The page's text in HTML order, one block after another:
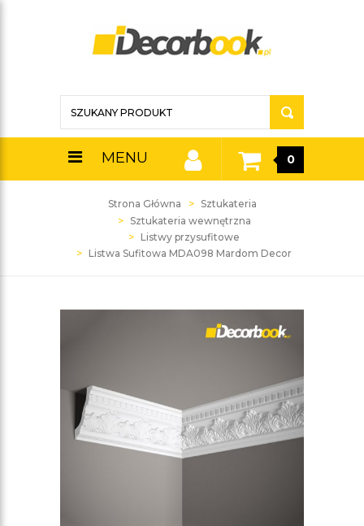
MENU 0
Strona Główna
Sztukateria
Sztukateria wewnętrzna
Listwy przysufitowe
Listwa Sufitowa MDA098 Mardom Decor